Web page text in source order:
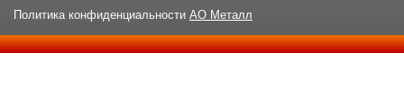
Политика конфиденциальности АО Металл